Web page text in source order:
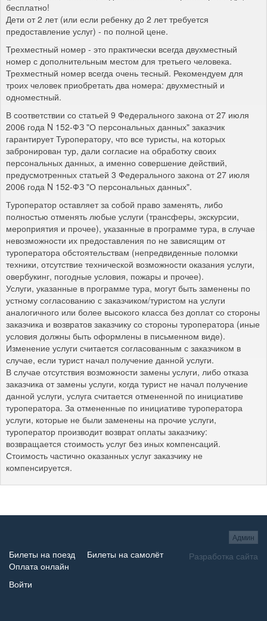
бесплатно!
Дети от 2 лет (или если ребенку до 2 лет требуется
предоставление услуг) - по полной цене.
Трехместный номер - это практически всегда двухместный
номер с дополнительным местом для третьего человека.
Трехместный номер всегда очень тесный. Рекомендуем для
троих человек приобретать два номера: двухместный и
одноместный.
В соответствии со статьей 9 Федерального закона от 27 июля
2006 года N 152-ФЗ "О персональных данных" заказчик
гарантирует Туроператору, что все туристы, на которых
забронирован тур, дали согласие на обработку своих
персональных данных, а именно совершение действий,
предусмотренных статьей 3 Федерального закона от 27 июля
2006 года N 152-ФЗ "О персональных данных".
Туроператор оставляет за собой право заменять, либо
полностью отменять любые услуги (трансферы, экскурсии,
мероприятия и прочее), указанные в программе тура, в случае
невозможности их предоставления по не зависящим от
туроператора обстоятельствам (непредвиденные поломки
техники, отсутствие технической возможности оказания услуги,
овербукинг, погодные условия, пожары и прочее).
Услуги, указанные в программе тура, могут быть заменены по
устному согласованию с заказчиком/туристом на услуги
аналогичного или более высокого класса без доплат со стороны
заказчика и возвратов заказчику со стороны туроператора (иные
условия должны быть оформлены в письменном виде).
Изменение услуги считается согласованным с заказчиком в
случае, если турист начал получение данной услуги.
В случае отсутствия возможности замены услуги, либо отказа
заказчика от замены услуги, когда турист не начал получение
данной услуги, услуга считается отмененной по инициативе
туроператора. За отмененные по инициативе туроператора
услуги, которые не были заменены на прочие услуги,
туроператор производит возврат оплаты заказчику:
возвращается стоимость услуг без иных компенсаций.
Стоимость частично оказанных услуг заказчику не
компенсируется.
Админ
Разработка сайта
Билеты на поезд
Билеты на самолёт
Оплата онлайн
Войти